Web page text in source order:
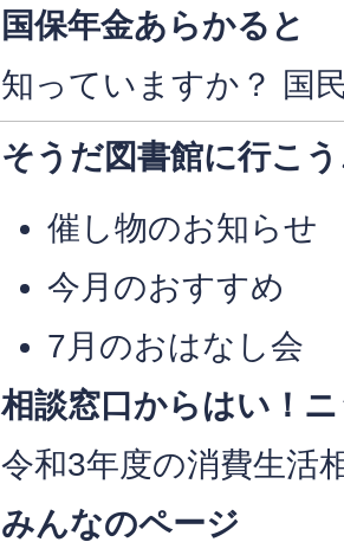
国保年金あらかると
知っていますか？ 国
そうだ図書館に行こう
催し物のお知らせ
今月のおすすめ
7月のおはなし会
相談窓口からはい！
令和3年度の消費生活
みんなのページ